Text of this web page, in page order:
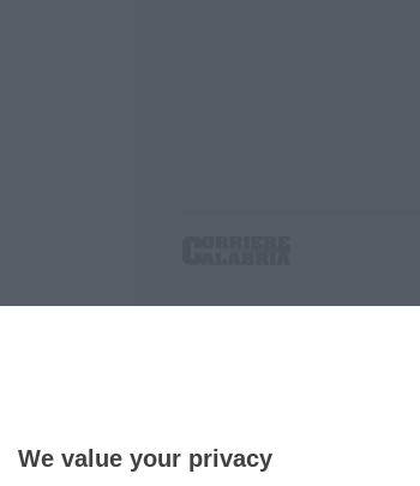
We value your privacy
P.IVA. 03199620794, Via del
Iscrizione tribunale di